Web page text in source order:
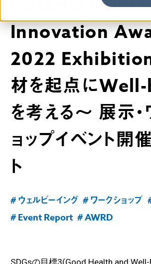
Material Driven
Innovation
2022
材を起点に
を考える～ 展示・
ョップイベント開
ト
# ウェルビーイング # ワークショップ
# Event Report # AWRD
SDGsの目標3(Good Health and